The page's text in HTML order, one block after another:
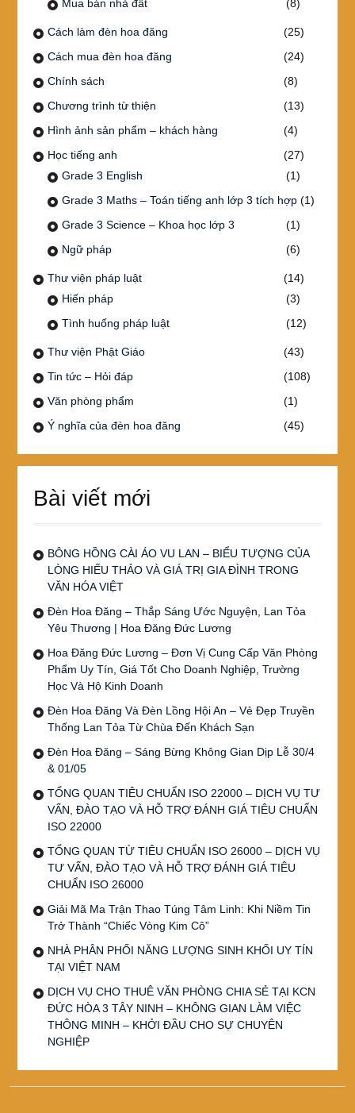
Mua bán nhà đất (8)
Cách làm đèn hoa đăng
(25)
Cách mua đèn hoa đăng
(24)
Chính sách
(8)
Chương trình từ thiện
(13)
Hình ảnh sản phẩm – khách hàng
(4)
Học tiếng anh
(27)
Grade 3 English
(1)
Grade 3 Maths – Toán tiếng anh lớp 3 tích hợp(1)
Grade 3 Science – Khoa học lớp 3
(1)
Ngữ pháp
(6)
Thư viện pháp luật
(14)
Hiến pháp
(3)
Tình huống pháp luật
(12)
Thư viện Phật Giáo
(43)
Tin tức – Hỏi đáp
(108)
Văn phòng phẩm
(1)
Ý nghĩa của đèn hoa đăng
(45)
Bài viết mới
BÔNG HỒNG CÀI ÁO VU LAN – BIỂU TƯỢNG CỦA
LÒNG HIẾU THẢO VÀ GIÁ TRỊ GIA ĐÌNH TRONG
VĂN HÓA VIỆT
Đèn Hoa Đăng – Thắp Sáng Ước Nguyện, Lan Tỏa
Yêu Thương | Hoa Đăng Đức Lương
Hoa Đăng Đức Lương – Đơn Vị Cung Cấp Văn Phòng
Phẩm Uy Tín, Giá Tốt Cho Doanh Nghiệp, Trường
Học Và Hộ Kinh Doanh
Đèn Hoa Đăng Và Đèn Lồng Hội An – Vẻ Đẹp Truyền
Thống Lan Tỏa Từ Chùa Đến Khách Sạn
Đèn Hoa Đăng – Sáng Bừng Không Gian Dịp Lễ 30/4
& 01/05
TỔNG QUAN TIÊU CHUẨN ISO 22000 – DỊCH VỤ TƯ
VẤN, ĐÀO TẠO VÀ HỖ TRỢ ĐÁNH GIÁ TIÊU CHUẨN
ISO 22000
TỔNG QUAN TỪ TIÊU CHUẨN ISO 26000 – DỊCH VỤ
TƯ VẤN, ĐÀO TẠO VÀ HỖ TRỢ ĐÁNH GIÁ TIÊU
CHUẨN ISO 26000
Giải Mã Ma Trận Thao Túng Tâm Linh: Khi Niềm Tin
Trở Thành “Chiếc Vòng Kim Cô”
NHÀ PHÂN PHỐI NĂNG LƯỢNG SINH KHỐI UY TÍN
TẠI VIỆT NAM
DỊCH VỤ CHO THUÊ VĂN PHÒNG CHIA SẺ TẠI KCN
ĐỨC HÒA 3 TÂY NINH – KHÔNG GIAN LÀM VIỆC
THÔNG MINH – KHỞI ĐẦU CHO SỰ CHUYÊN
NGHIỆP